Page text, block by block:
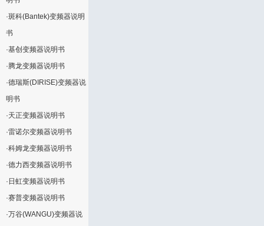
·斑科(Bantek)变频器说明
书
·基创变频器说明书
·腾龙变频器说明书
·德瑞斯(DIRISE)变频器说
明书
·天正变频器说明书
·雷诺尔变频器说明书
·科姆龙变频器说明书
·德力西变频器说明书
· 日虹变频器说明书
·赛普变频器说明书
·万谷(WANGU)变频器说